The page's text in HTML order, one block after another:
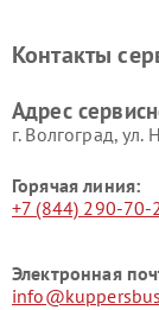
Kuppersbusch
Ремонт
Контакты
Адрес
г. Волгоград, ул.
Горячая линия:
+7 (844) 290-70-
Электронная